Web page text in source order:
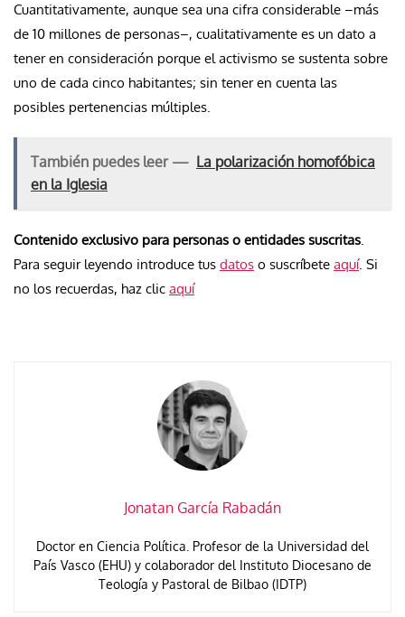
Cuantitativamente, aunque sea una cifra considerable –más
de 10 millones de personas–, cualitativamente es un dato a
tener en consideración porque el activismo se sustenta sobre
uno de cada cinco habitantes; sin tener en cuenta las
posibles pertenencias múltiples.
También puedes leer — La polarización homofóbica
en la Iglesia
Contenido exclusivo para personas o entidades suscritas.
Para seguir leyendo introduce tus datos o suscríbete aquí. Si
no los recuerdas, haz clic aquí
Jonatan García Rabadán
Doctor en Ciencia Política. Profesor de la Universidad del
País Vasco (EHU) y colaborador del Instituto Diocesano de
Teología y Pastoral de Bilbao (IDTP)